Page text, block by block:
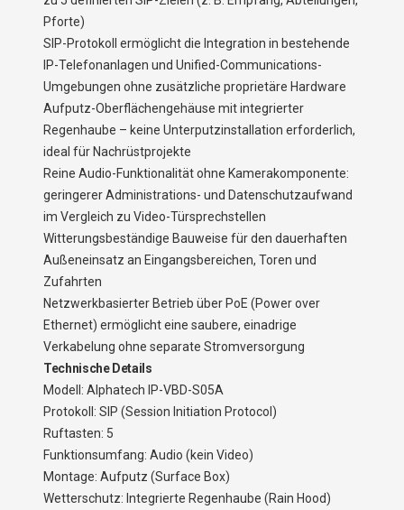
Pforte)
SIP-Protokoll ermöglicht die Integration in bestehende
IP-Telefonanlagen und Unified-Communications-
Umgebungen ohne zusätzliche proprietäre Hardware
Aufputz-Oberflächengehäuse mit integrierter
Regenhaube – keine Unterputzinstallation erforderlich,
ideal für Nachrüstprojekte
Reine Audio-Funktionalität ohne Kamerakomponente:
geringerer Administrations- und Datenschutzaufwand
im Vergleich zu Video-Türsprechstellen
Witterungsbeständige Bauweise für den dauerhaften
Außeneinsatz an Eingangsbereichen, Toren und
Zufahrten
Netzwerkbasierter Betrieb über PoE (Power over
Ethernet) ermöglicht eine saubere, einadrige
Verkabelung ohne separate Stromversorgung
Technische Details
Modell: Alphatech IP-VBD-S05A
Protokoll: SIP (Session Initiation Protocol)
Ruftasten: 5
Funktionsumfang: Audio (kein Video)
Montage: Aufputz (Surface Box)
Wetterschutz: Integrierte Regenhaube (Rain Hood)